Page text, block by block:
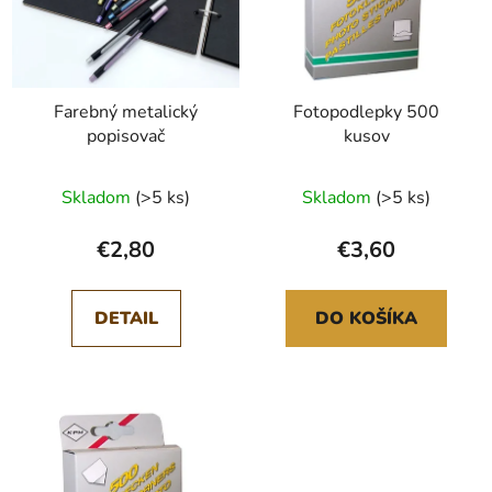
Farebný metalický
popisovač
Skladom (>5 ks)
€2,80
DETAIL
Fotopodlepky 500
kusov
Skladom (>5 ks)
€3,60
DO KOŠÍKA